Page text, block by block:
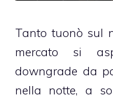
Tanto tuonò sul
mercato si
downgrade da
nella notte, a